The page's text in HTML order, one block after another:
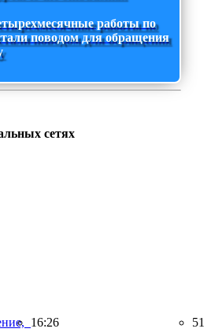
работы по
поводом для обращения
сетях
16:26 51